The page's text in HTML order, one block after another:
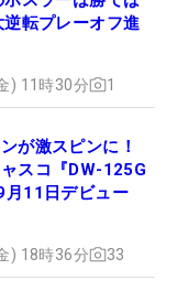
転プレーオフ進
) 11時30分 1
が激スピンに！
スコ『DW-125G
11日デビュー
) 18時36分 33